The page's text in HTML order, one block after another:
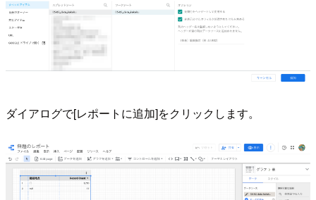
ダイアログで[レポートに追加]をクリックします。